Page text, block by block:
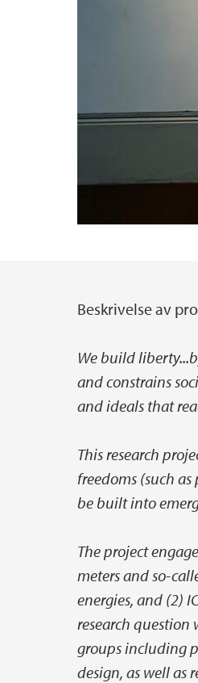
Hovedinnhold
Beskrivelse av
We build
and constrains
and ideals that
This research
freedoms (such
be built into
The project
meters and so-
energies, and (2)
research question
groups including
design, as well as